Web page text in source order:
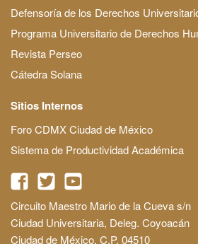
Defensoría de los Derechos
Programa Universitario de Derechos
Revista Perseo
Cátedra Solana
Sitios Internos
Foro CDMX Ciudad de México
Sistema de Productividad Académica
Circuito Maestro Mario de la Cueva s/n
Ciudad Universitaria, Deleg. Coyoacán
Ciudad de México, C.P. 04510